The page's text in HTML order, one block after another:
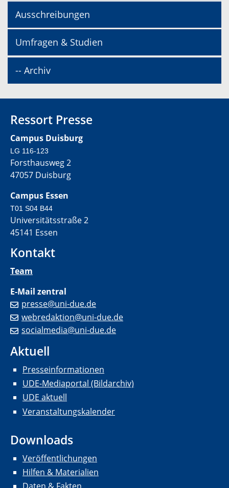
Ausschreibungen
Umfragen & Studien
-- Archiv
Ressort Presse
Campus Duisburg
LG 116-123
Forsthausweg 2
47057 Duisburg
Campus Essen
T01 S04 B44
Universitätsstraße 2
45141 Essen
Kontakt
Team
E-Mail zentral
presse@uni-due.de
webredaktion@uni-due.de
socialmedia@uni-due.de
Aktuell
Presseinformationen
UDE-Mediaportal (Bildarchiv)
UDE aktuell
Veranstaltungskalender
Downloads
Veröffentlichungen
Hilfen & Materialien